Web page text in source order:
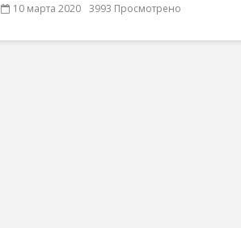
10 марта 2020 3993 Просмотрено